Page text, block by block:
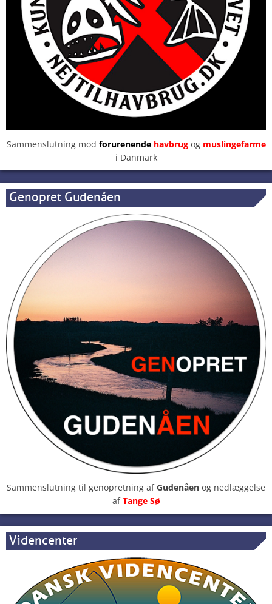
Sammenslutning mod forurenendehavbrugog muslingefarme
i Danmark
Genopret Gudenåen
Sammenslutning til genopretning afGudenåen og nedlæggelse
afTange Sø
Videncenter